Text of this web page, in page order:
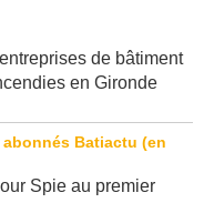
de bâtiment
Spie au premier